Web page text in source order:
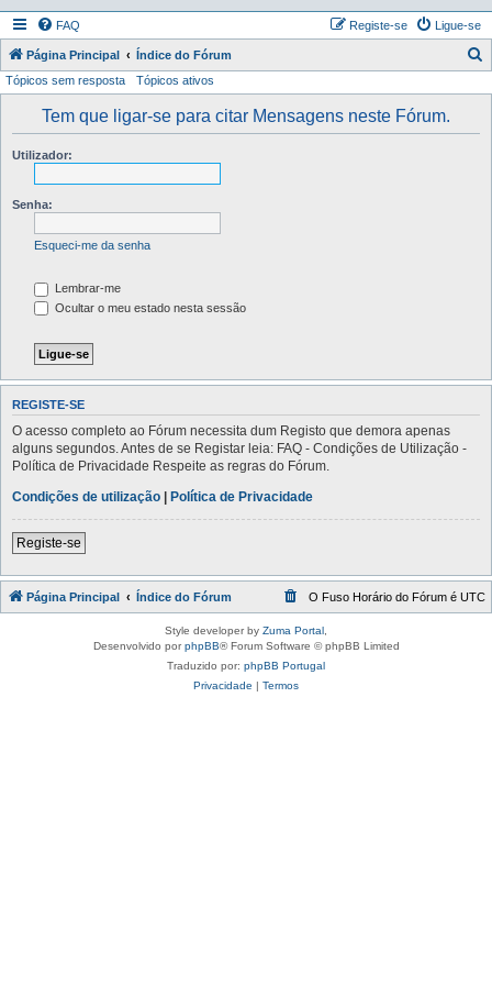
FAQ Ligue-se
Registe-se
Página Principal Índice do Fórum
Tópicos sem resposta Tópicos ativos
Tem que ligar-se para citar Mensagens neste Fórum.
Utilizador:
Senha:
Esqueci-me da senha
Lembrar-me
Ocultar o meu estado nesta sessão
REGISTE-SE
O acesso completo ao Fórum necessita dum Registo que demora apenas
alguns segundos. Antes de se Registar leia: FAQ - Condições de Utilização -
Política de Privacidade Respeite as regras do Fórum.
Condições de utilização | Política de Privacidade
Registe-se
Página Principal Índice do Fórum O Fuso Horário do Fórum é UTC
Style developer by Zuma Portal
Desenvolvido porphpBB® Forum Software © phpBB Limited
Traduzido por: phpBB Portugal
Privacidade | Termos